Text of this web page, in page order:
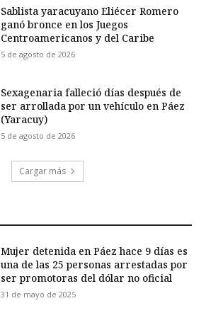
Sablista yaracuyano Eliécer Romero
ganó bronce en los Juegos
Centroamericanos y del Caribe
5 de agosto de 2026
Sexagenaria falleció días después de
ser arrollada por un vehículo en Páez
(Yaracuy)
5 de agosto de 2026
Cargar más
Mujer detenida en Páez hace 9 días es
una de las 25 personas arrestadas por
ser promotoras del dólar no oficial
31 de mayo de 2025